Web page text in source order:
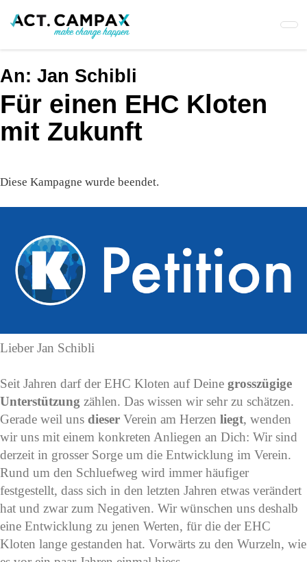
An: Jan Schibli
Für einen EHC Kloten
mit Zukunft
Diese Kampagne wurde beendet.
Lieber Jan Schibli
Seit Jahren darf der EHC Kloten auf Deine grosszügige
Unterstützung zählen. Das wissen wir sehr zu schätzen.
Gerade weil uns dieser Verein am Herzen liegt, wenden
wir uns mit einem konkreten Anliegen an Dich: Wir sind
derzeit in grosser Sorge um die Entwicklung im Verein.
Rund um den Schluefweg wird immer häufiger
festgestellt, dass sich in den letzten Jahren etwas verändert
hat und zwar zum Negativen. Wir wünschen uns deshalb
eine Entwicklung zu jenen Werten, für die der EHC
Kloten lange gestanden hat. Vorwärts zu den Wurzeln, wie